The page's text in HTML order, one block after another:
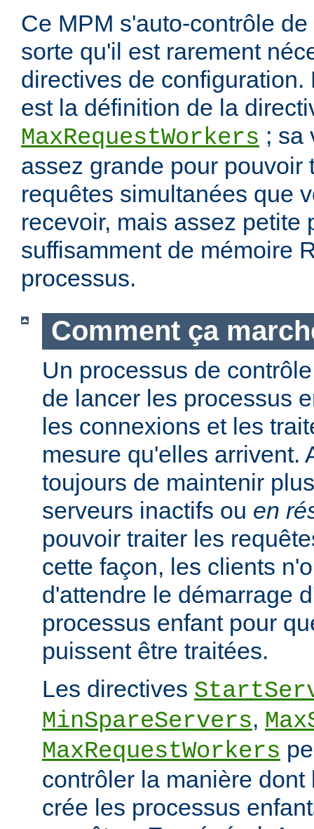
Ce MPM s'auto-contrôle
sorte qu'il est rarement
directives de configuration.
est la définition de la
MaxRequestWorkers ; sa
assez grande pour pouvoir
requêtes simultanées que
recevoir, mais assez petite
suffisamment de mémoire
processus.
Comment ça
Un processus de
de lancer les processus
les connexions et les
mesure qu'elles arrivent.
toujours de maintenir
serveurs inactifs ou en
pouvoir traiter les
cette façon, les clients
d'attendre le démarrage
processus enfant pour
puissent être traitées.
Les directives
MinSpareServers,
MaxRequestWorkers
contrôler la manière
crée les processus